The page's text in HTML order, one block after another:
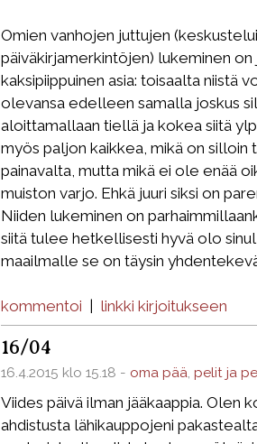
Omien vanhojen juttujen
päiväkirjamerkintöjen) lukeminen on
kaksipiippuinen asia: toisaalta niistä
olevansa edelleen samalla joskus
aloittamallaan tiellä ja kokea siitä
myös paljon kaikkea, mikä on silloin
painavalta, mutta mikä ei ole enää
muiston varjo. Ehkä juuri siksi on
Niiden lukeminen on
siitä tulee hetkellisesti hyvä olo
maailmalle se on täysin
kommentoi linkki kirjoitukseen
16/04
16.4.2015 klo 15.18 - oma pää, pelit ja
Viides päivä ilman jääkaappia. Olen
ahdistusta lähikauppojeni